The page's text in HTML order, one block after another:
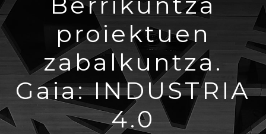
proiektuen
zabalkuntza.
Gaia: INDUSTRIA
4.0